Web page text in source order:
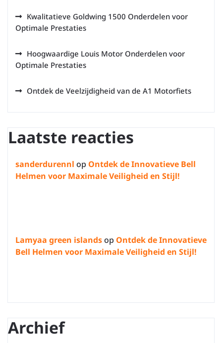
Kwalitatieve Goldwing 1500 Onderdelen voor
Optimale Prestaties
Hoogwaardige Louis Motor Onderdelen voor
Optimale Prestaties
Ontdek de Veelzijdigheid van de A1 Motorfiets
Laatste reacties
sanderdurennl op Ontdek de Innovatieve Bell
Helmen voor Maximale Veiligheid en Stijl!
Lamyaa green islandsop Ontdek de Innovatieve
Bell Helmen voor Maximale Veiligheid en Stijl!
Archief